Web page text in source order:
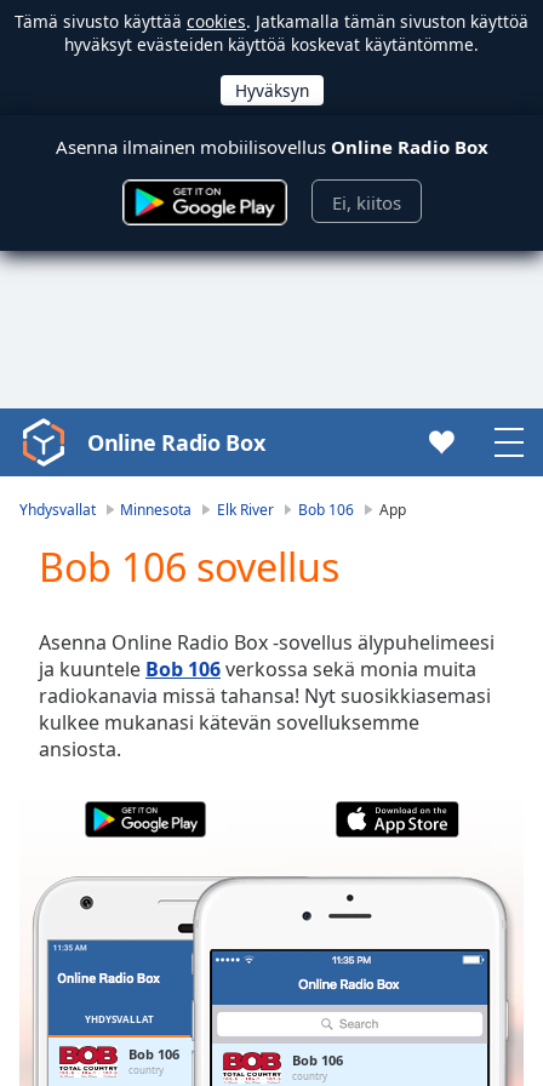
Tämä sivusto käyttää cookies. Jatkamalla tämän sivuston käyttöä
hyväksyt evästeiden käyttöä koskevat käytäntömme.
Asenna ilmainen mobiilisovellus Online Radio Box
Ei, kiitos
Video
Player
Video
Skip
Backward
Skip
Forward
Mute
Current
Duration-:-
0.00%
Stream
TypeLIVE
Seek to
LIVE
Remaining
Online Radio Box
Yhdysvallat Minnesota Elk River Bob 106 App
Bob 106 sovellus
Asenna Online Radio Box -sovellus älypuhelimeesi
ja kuuntele Bob 106verkossa sekä monia muita
radiokanavia missä tahansa! Nyt suosikkiasemasi
kulkee mukanasi kätevän sovelluksemme
ansiosta.
YHDYSVALLAT
Bob 106
country
Bob 106
country